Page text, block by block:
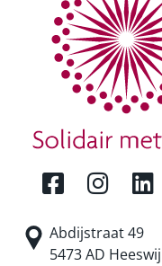
Abdijstraat 49
5473 AD